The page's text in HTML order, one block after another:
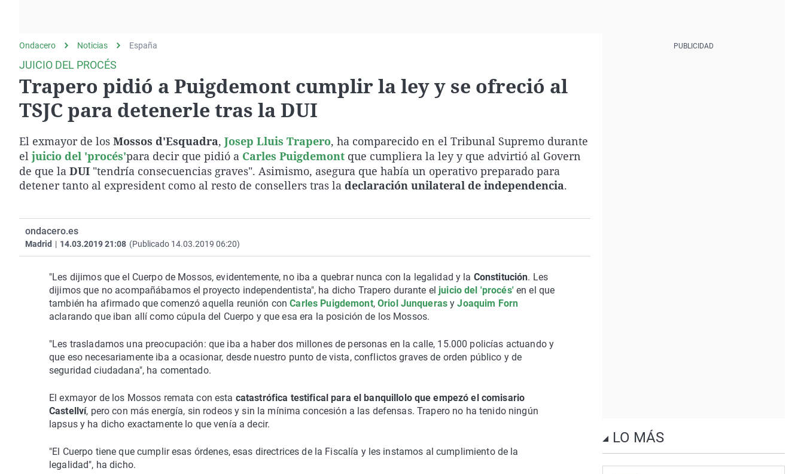
Como el perro y el
gato
Equipo de investigación
Negra
País Vasco
Ondacero Noticias España
JUICIO DEL PROCÉS
Trapero pidió a Puigdemont cumplir la ley y se ofreció al
TSJC para detenerle tras la DUI
El exmayor de los Mossos d'Esquadra, Josep Lluis Trapero, ha comparecido en el Tribunal Supremo durante
el juicio del 'procés'para decir que pidió a Carles Puigdemont que cumpliera la ley y que advirtió al Govern
de que la DUI "tendría consecuencias graves". Asimismo, asegura que había un operativo preparado para
detener tanto al expresident como al resto de consellers tras la declaración unilateral de independencia.
ondacero.es
Madrid | 14.03.2019 21:08 (Publicado 14.03.2019 06:20)
"Les dijimos que el Cuerpo de Mossos, evidentemente, no iba a quebrar nunca con la legalidad y la Constitución. Les
dijimos que no acompañábamos el proyecto independentista", ha dicho Trapero durante el juicio del 'procés'en el que
también ha afirmado que comenzó aquella reunión conCarles Puigdemont, Oriol Junqueras yJoaquim Forn
aclarando que iban allí como cúpula del Cuerpo y que esa era la posición de los Mossos.
"Les trasladamos una preocupación: que iba a haber dos millones de personas en la calle, 15.000 policías actuando y
que eso necesariamente iba a ocasionar, desde nuestro punto de vista, conflictos graves de orden público y de
seguridad ciudadana", ha comentado.
El exmayor de los Mossos remata con esta catastrófica testifical para el banquillolo que empezó el comisario
Castellví, pero con más energía, sin rodeos y sin la mínima concesión a las defensas. Trapero no ha tenido ningún
lapsus y ha dicho exactamente lo que venía a decir.
"El Cuerpo tiene que cumplir esas órdenes, esas directrices de la Fiscalía y les instamos al cumplimiento de la
legalidad", ha dicho.
LO MÁS